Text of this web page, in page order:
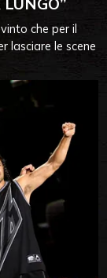
che per il
lasciare le scene